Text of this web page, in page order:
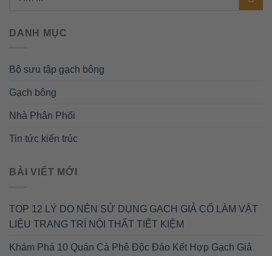
DANH MỤC
Bộ sưu tập gạch bông
Gạch bông
Nhà Phân Phối
Tin tức kiến trúc
BÀI VIẾT MỚI
TOP 12 LÝ DO NÊN SỬ DỤNG GẠCH GIẢ CỔ LÀM VẬT
LIỆU TRANG TRÍ NỘI THẤT TIẾT KIỆM
Khám Phá 10 Quán Cà Phê Độc Đáo Kết Hợp Gạch Giả